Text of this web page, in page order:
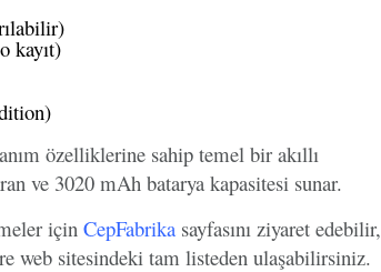
kayıt)
özelliklerine sahip temel bir akıllı
ve 3020 mAh batarya kapasitesi sunar.
için CepFabrika sayfasını ziyaret edebilir,
web sitesindeki tam listeden ulaşabilirsiniz.